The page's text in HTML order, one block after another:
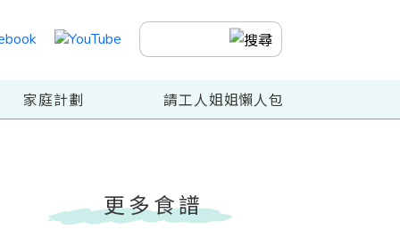
家庭計劃 請工人姐姐懶人包
更多食譜